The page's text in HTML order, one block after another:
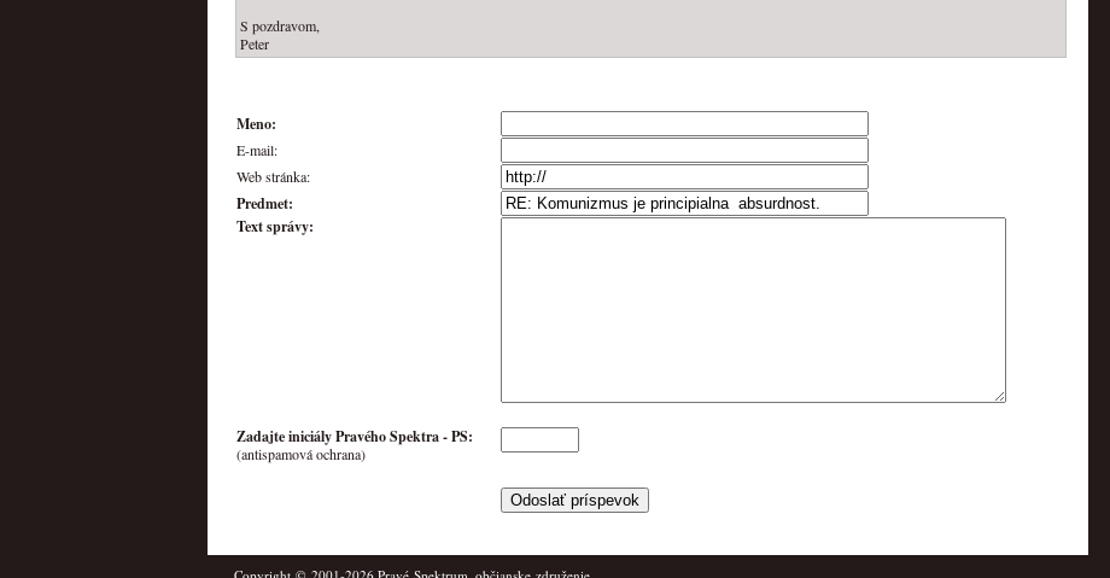
S pozdravom,
Peter
Meno:
E-mail:
Web stránka:
Predmet:
Text správy:
Zadajte iniciály Pravého Spektra -PS:
(antispamová ochrana)